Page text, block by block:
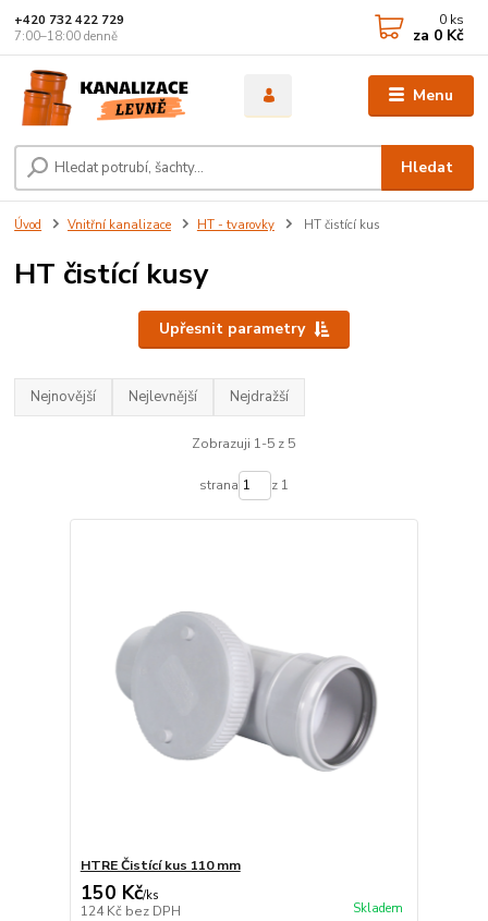
Menu
Hledat
+420 732 422 729
7:00–18:00 denně
0 ks
za 0 Kč
Úvod Vnitřní kanalizace HT - tvarovky HT čistící kus
HT čistící kusy
Upřesnit parametry
Nejnovější Nejlevnější Nejdražší
Zobrazuji 1-5 z 5
strana z 1
HTRE Čistící kus 110 mm
150 Kč/ks
124 Kč bez DPH Skladem